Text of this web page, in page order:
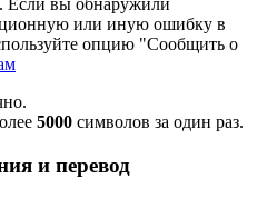
Если вы обнаружили
или иную ошибку в
опцию "Сообщить о
5000 символов за один раз.
и перевод